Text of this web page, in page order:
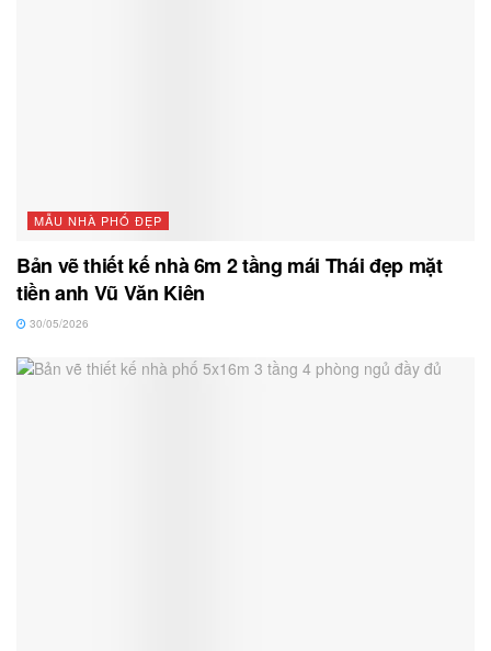
MẪU NHÀ PHỐ ĐẸP
Bản vẽ thiết kế nhà 6m 2 tầng mái Thái đẹp mặt
tiền anh Vũ Văn Kiên
30/05/2026